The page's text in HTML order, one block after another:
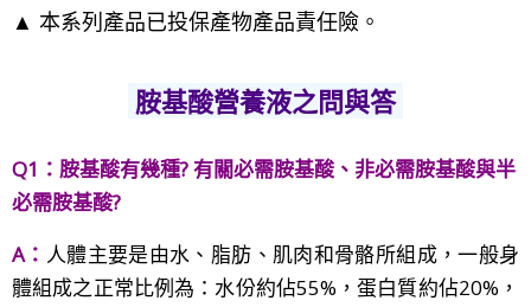
▲ 本系列產品已投保產物產品責任險。
胺基酸營養液之問與答
Q1： 胺基酸有幾種?有關必需胺基酸、非必需胺基酸與半
必需胺基酸?
A： 人體主要是由水、脂肪、肌肉和骨骼所組成，一般身
體組成之正常比例為：水份約佔55%，蛋白質約佔20%，